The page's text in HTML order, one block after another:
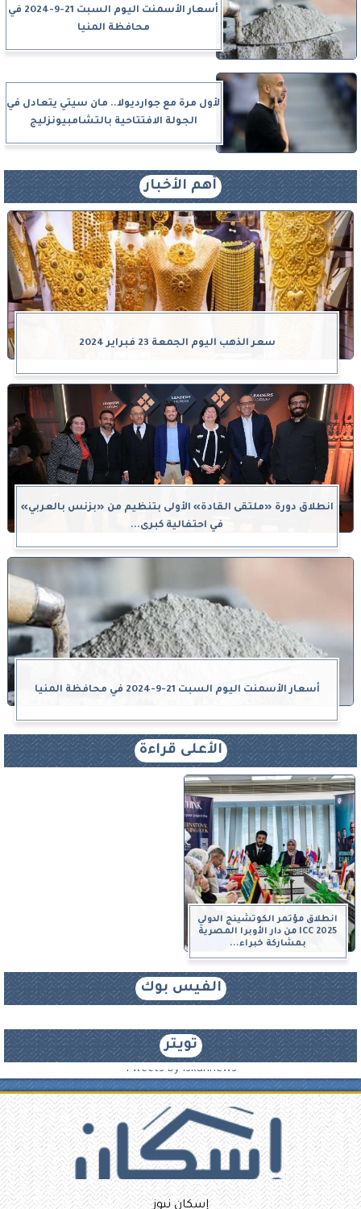
أسعار الأسمنت اليوم السبت 21-9-2024 في
محافظة المنيا
لأول مرة مع جوارديولا.. مان سيتي يتعادل في
الجولة الافتتاحية بالتشامبيونزليج
أهم الأخبار
سعر الذهب اليوم الجمعة 23 فبراير 2024
انطلاق دورة «ملتقى القادة» الأولى بتنظيم من «بزنس بالعربي»
في احتفالية كبرى...
أسعار الأسمنت اليوم السبت 21-9-2024 في محافظة المنيا
الأعلى قراءة
انطلاق مؤتمر الكوتشينج الدولي
ICC 2025 من دار الأوبرا المصرية
بمشاركة خبراء...
الفيس بوك
تويتر
Tweets by iskannews
إسكان نيوز